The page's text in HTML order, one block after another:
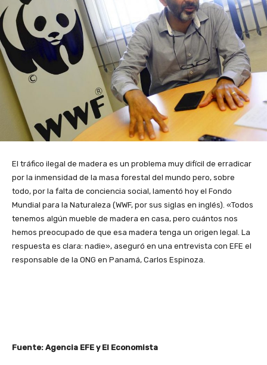
El tráfico ilegal de madera es un problema muy difícil de erradicar
por la inmensidad de la masa forestal del mundo pero, sobre
todo, por la falta de conciencia social, lamentó hoy el Fondo
Mundial para la Naturaleza (WWF, por sus siglas en inglés). «Todos
tenemos algún mueble de madera en casa, pero cuántos nos
hemos preocupado de que esa madera tenga un origen legal. La
respuesta es clara: nadie», aseguró en una entrevista con EFE el
responsable de la ONG en Panamá, Carlos Espinoza.
Fuente: Agencia EFE y El Economista